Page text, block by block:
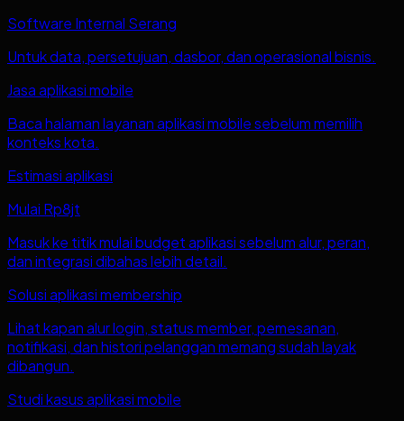
Software Internal Serang
Untuk data, persetujuan, dasbor, dan operasional bisnis.
Jasa aplikasi mobile
Baca halaman layanan aplikasi mobile sebelum memilih
konteks kota.
Estimasi aplikasi
Mulai Rp8jt
Masuk ke titik mulai budget aplikasi sebelum alur, peran,
dan integrasi dibahas lebih detail.
Solusi aplikasi membership
Lihat kapan alur login, status member, pemesanan,
notifikasi, dan histori pelanggan memang sudah layak
dibangun.
Studi kasus aplikasi mobile